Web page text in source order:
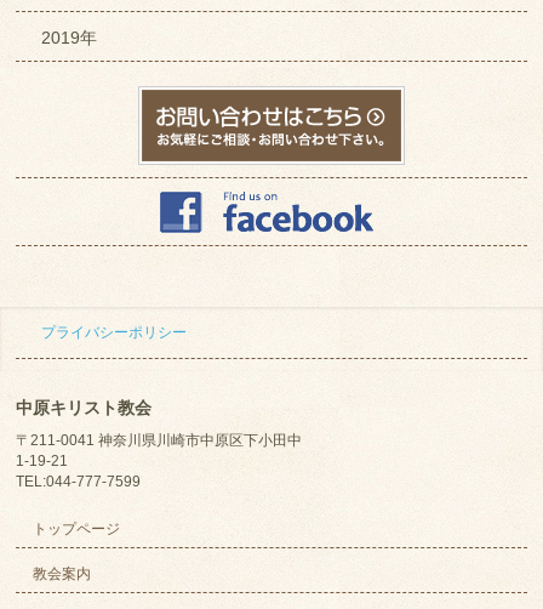
2019年
プライバシーポリシー
中原キリスト教会
〒211-0041 神奈川県川崎市中原区下小田中
1-19-21
TEL:044-777-7599
トップページ
教会案内